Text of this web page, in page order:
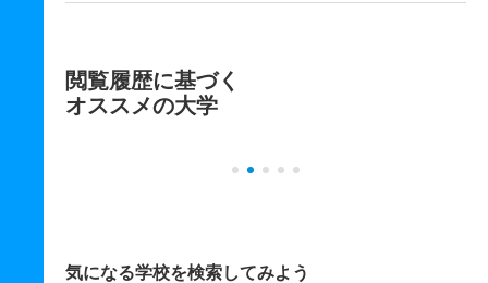
閲覧履歴に基づく
オススメの大学
気になる学校を検索してみよう